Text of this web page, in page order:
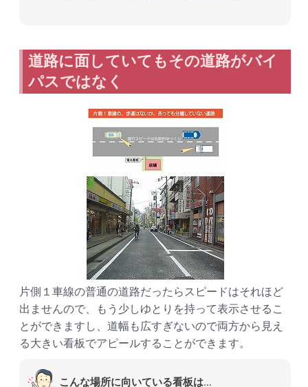
道路に面していてもその道路がバイ
パスではなく
片側１車線の普通の道路だったらスピードはそれほど
出ませんので、もう少しゆとりを持って表示させるこ
とができますし、道幅も広すぎないので両方から見え
る大きい看板でアピールすることができます。
こんな場所に向いている看板は…